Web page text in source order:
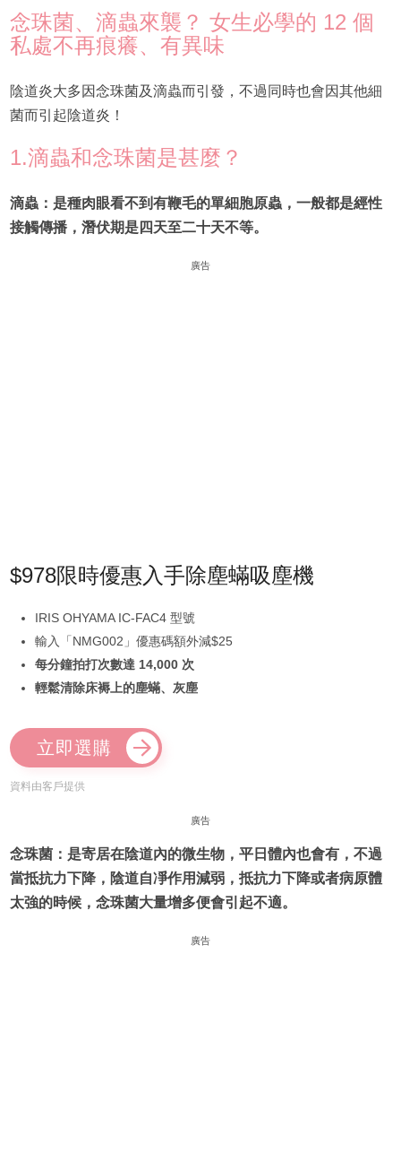
念珠菌、滴蟲來襲？ 女生必學的 12 個
私處不再痕癢、有異味
陰道炎大多因念珠菌及滴蟲而引發，不過同時也會因其他細
菌而引起陰道炎！
1.滴蟲和念珠菌是甚麼？
滴蟲：是種肉眼看不到有鞭毛的單細胞原蟲，一般都是經性
接觸傳播，潛伏期是四天至二十天不等。
廣告
$978限時優惠入手除塵蟎吸塵機
IRIS OHYAMA IC-FAC4 型號
輸入「NMG002」優惠碼額外減$25
每分鐘拍打次數達 14,000 次
輕鬆清除床褥上的塵蟎、灰塵
立即選購
資料由客戶提供
廣告
念珠菌：是寄居在陰道內的微生物，平日體內也會有，不過
當抵抗力下降，陰道自凈作用減弱，抵抗力下降或者病原體
太強的時候，念珠菌大量增多便會引起不適。
廣告